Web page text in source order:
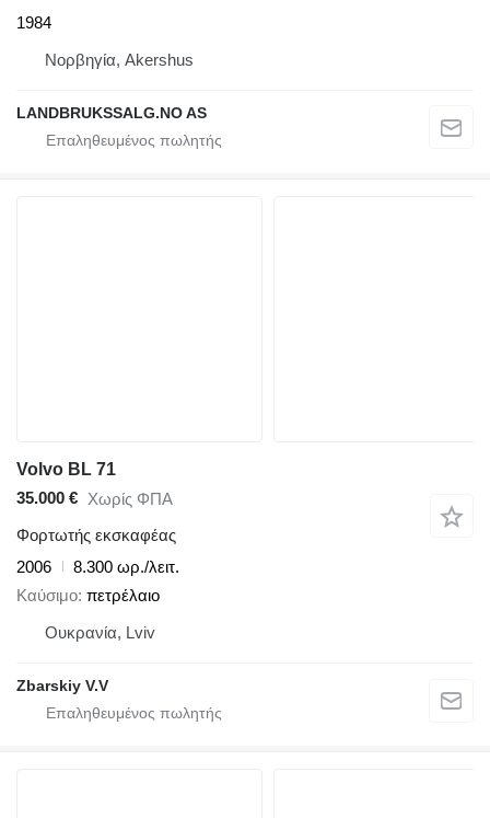
1984
Νορβηγία, Akershus
LANDBRUKSSALG.NO AS
Volvo BL 71
35.000 € Χωρίς ΦΠΑ
Φορτωτής εκσκαφέας
2006
8.300 ωρ./λειτ.
Καύσιμο πετρέλαιο
Ουκρανία, Lviv
Zbarskiy V.V